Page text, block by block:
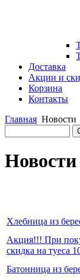
Доставка
Акции и
Корзина
Контакты
Главная Новости
Новости
Хлебница из
Акция!!! При
скидка на туеса
Батонница из